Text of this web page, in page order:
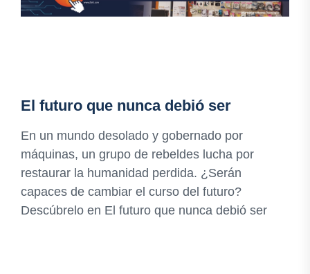
El futuro que nunca debió ser
En un mundo desolado y gobernado por
máquinas, un grupo de rebeldes lucha por
restaurar la humanidad perdida. ¿Serán
capaces de cambiar el curso del futuro?
Descúbrelo en El futuro que nunca debió ser